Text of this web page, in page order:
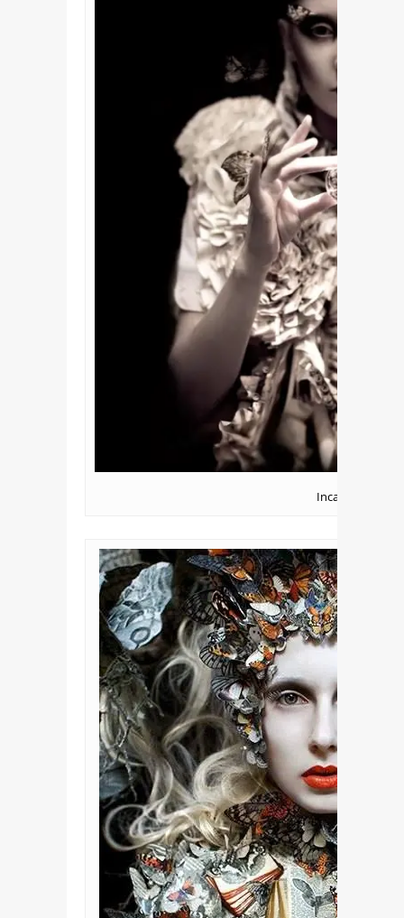
Incantation